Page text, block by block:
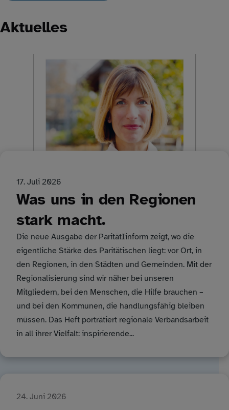
Aktuelles
17. Juli 2026
Was uns in den Regionen
stark macht.
Die neue Ausgabe der ParitätIinform zeigt, wo die
eigentliche Stärke des Paritätischen liegt: vor Ort, in
den Regionen, in den Städten und Gemeinden. Mit der
Regionalisierung sind wir näher bei unseren
Mitgliedern, bei den Menschen, die Hilfe brauchen –
und bei den Kommunen, die handlungsfähig bleiben
müssen. Das Heft porträtiert regionale Verbandsarbeit
in all ihrer Vielfalt: inspirierende...
24. Juni 2026